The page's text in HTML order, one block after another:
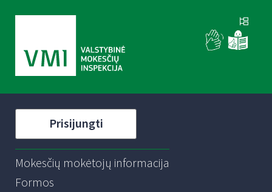
Prisijungti
Mokesčių mokėtojų informacija
Formos